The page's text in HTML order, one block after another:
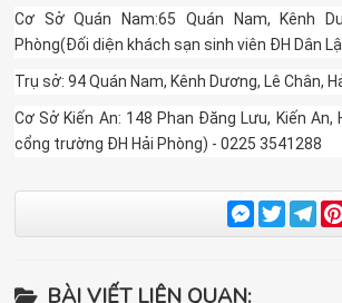
Cơ Sở Quán Nam:65 Quán Nam, Kênh
Phòng(Đối diện khách sạn sinh viên ĐH Dân
Trụ sở: 94 Quán Nam, Kênh Dương, Lê Chân,
Cơ Sở Kiến An: 148 Phan Đăng Lưu, Kiến An,
cổng trường ĐH Hải Phòng) - 0225 3541288
Messenger
Twitter
BÀI VIẾT LIÊN QUAN: